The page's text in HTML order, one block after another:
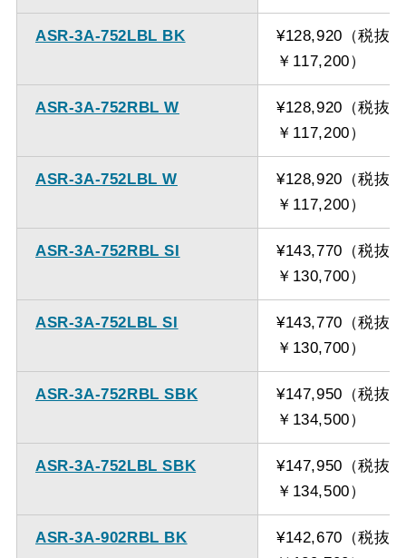
ASR-3A-752LBL BK
¥128,920（税抜
￥117,200）
ASR-3A-752RBL W
¥128,920（税抜
￥117,200）
ASR-3A-752LBL W
¥128,920（税抜
￥117,200）
ASR-3A-752RBL SI
¥143,770（税抜
￥130,700）
ASR-3A-752LBL SI
¥143,770（税抜
￥130,700）
ASR-3A-752RBL SBK
¥147,950（税抜
￥134,500）
ASR-3A-752LBL SBK
¥147,950（税抜
￥134,500）
ASR-3A-902RBL BK
¥142,670（税抜